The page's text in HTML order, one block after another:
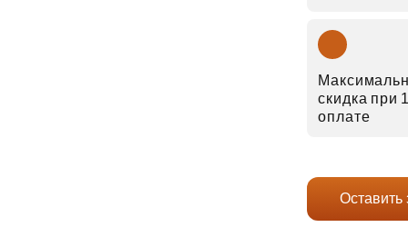
скидка при
оплате
Оставить